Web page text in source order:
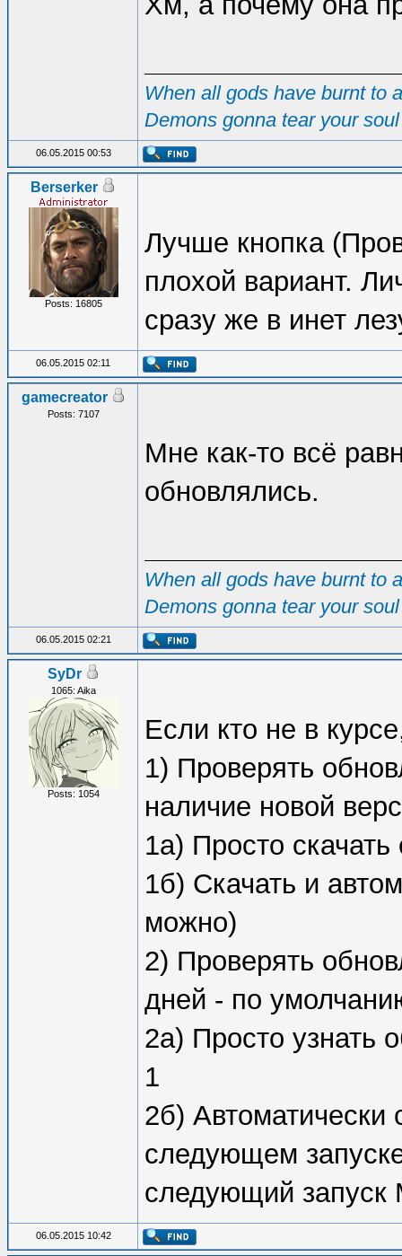
When all gods have burnt to
Demons gonna tear your
06.05.2015 00:53
Berserker
Posts: 16805
Лучше кнопка
плохой вариант.
сразу же в инет
06.05.2015 02:11
gamecreator
Posts: 7107
Мне как-то всё
обновлялись.
When all gods have burnt to
Demons gonna tear your
06.05.2015 02:21
SyDr
1065: Aika
Posts: 1054
Если кто не в
1) Проверять
наличие новой
1а) Просто
1б) Скачать и
можно)
2) Проверять
дней - по
2а) Просто узнать
1
2б) Автоматически
следующем
следующий
06.05.2015 10:42